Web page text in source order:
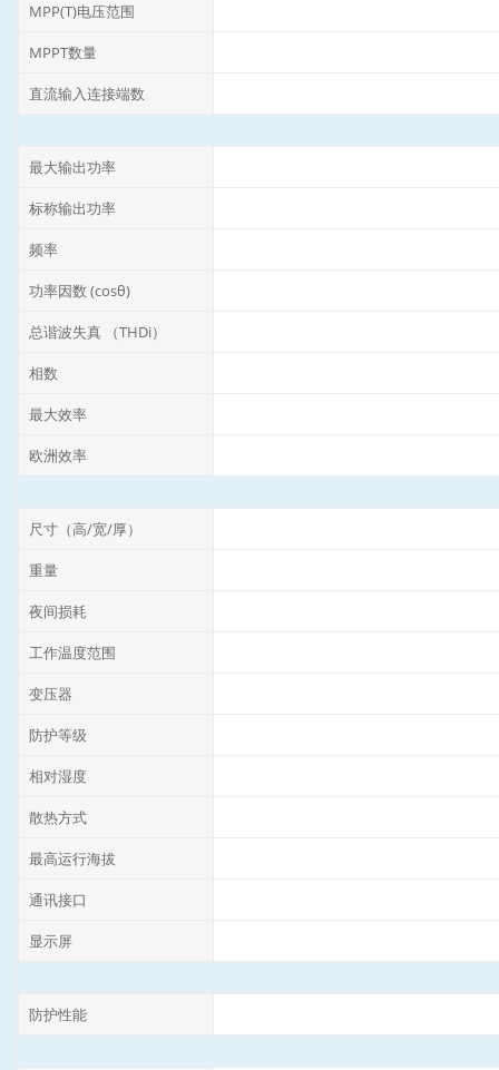
MPP(T)电压范围
MPPT数量
直流输入连接端数
最大输出功率
标称输出功率
频率
功率因数 (cosθ)
总谐波失真 （THDi）
相数
最大效率
欧洲效率
尺寸（高/宽/厚）
重量
夜间损耗
工作温度范围
变压器
防护等级
相对湿度
散热方式
最高运行海拔
通讯接口
显示屏
防护性能